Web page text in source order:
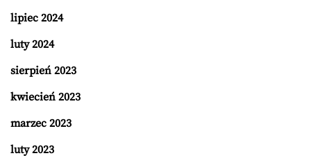
lipiec 2024
luty 2024
sierpień 2023
kwiecień 2023
marzec 2023
luty 2023